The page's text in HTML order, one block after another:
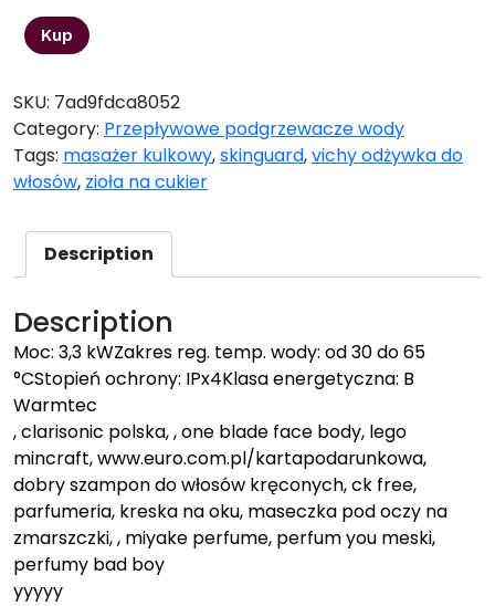
Kup
SKU: 7ad9fdca8052
Category: Przepływowe podgrzewacze wody
Tags: masażer kulkowy,skinguard,vichy odżywka do
włosów, zioła na cukier
Description
Description
Moc: 3,3 kWZakres reg. temp. wody: od 30 do 65
°CStopień ochrony: IPx4Klasa energetyczna: B
Warmtec
, clarisonic polska, , one blade face body, lego
mincraft, www.euro.com.pl/kartapodarunkowa,
dobry szampon do włosów kręconych, ck free,
parfumeria, kreska na oku, maseczka pod oczy na
zmarszczki, , miyake perfume, perfum you meski,
perfumy bad boy
yyyyy